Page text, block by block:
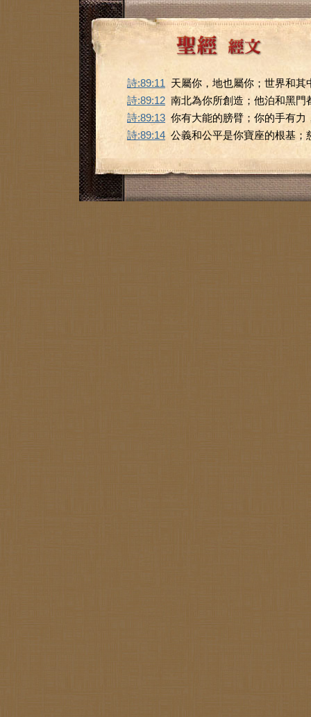
詩:89:11 天屬你，地也屬你；世界和
詩:89:12 南北為你所創造；他泊和黑門
詩:89:13 你有大能的膀臂；你的手有力
詩:89:14 公義和公平是你寶座的根基；